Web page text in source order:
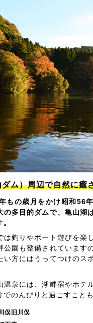
ム）周辺で自然に癒
もの歳月をかけ昭和56
の多目的ダムで、亀山湖
は釣りやボート遊びを楽
公園も整備されています
い方にはうってつけのス
温泉には、湖畔宿やホテ
でのんびりと過ごすこと
俣旧川俣